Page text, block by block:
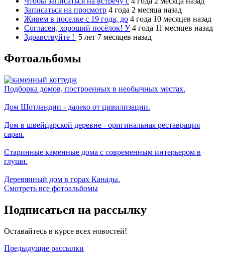
Записаться на просмотр 4 года 2 месяца назад
Живем в поселке с 19 года, до 4 года 10 месяцев назад
Согласен, хороший посёлок! У 4 года 11 месяцев назад
Здравствуйте ! 5 лет 7 месяцев назад
Фотоальбомы
Подборка домов, построенных в необычных местах.
Дом Шотландии - далеко от цивилизации.
Дом в швейцарской деревне - оригинальная реставрация
сарая.
Старинные каменные дома с современным интерьером в
глуши.
Деревянный дом в горах Канады.
Смотреть все фотоальбомы
Подписаться на рассылку
Оставайтесь в курсе всех новостей!
Предыдущие рассылки